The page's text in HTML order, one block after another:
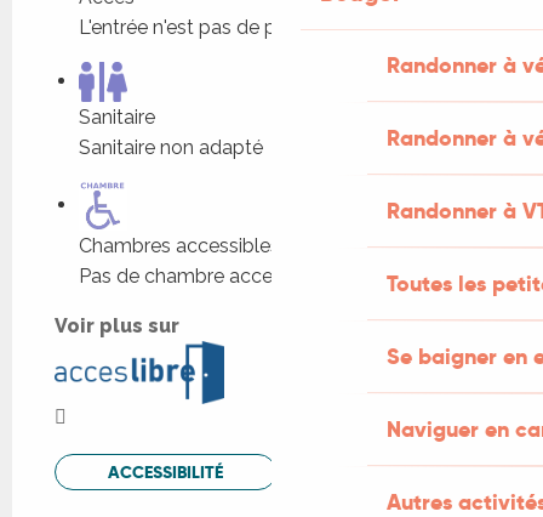
Randonner à
Randonner à
Randonner à
Toutes les
Se baigner en
Naviguer en
Autres
L'entrée n'est pas de plain-pied
Sanitaire
Sanitaire non adapté
Chambres accessibles
Pas de chambre accessible
Voir plus sur
ACCESSIBILITÉ